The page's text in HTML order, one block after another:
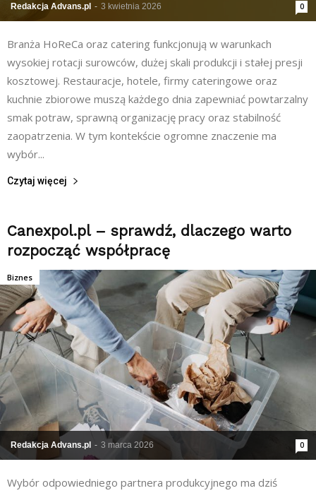
Redakcja Advans.pl - 3 kwietnia 2026 0
Branża HoReCa oraz catering funkcjonują w warunkach
wysokiej rotacji surowców, dużej skali produkcji i stałej presji
kosztowej. Restauracje, hotele, firmy cateringowe oraz
kuchnie zbiorowe muszą każdego dnia zapewniać powtarzalny
smak potraw, sprawną organizację pracy oraz stabilność
zaopatrzenia. W tym kontekście ogromne znaczenie ma
wybór...
Czytaj więcej
Canexpol.pl – sprawdź, dlaczego warto
rozpocząć współpracę
Redakcja Advans.pl - 3 marca 2026 0
Biznes
Wybór odpowiedniego partnera produkcyjnego ma dziś